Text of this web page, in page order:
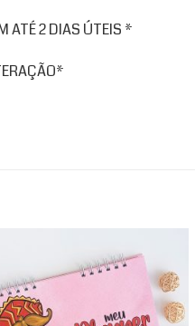
ATÉ 2 DIAS ÚTEIS *
Add to
wishlist